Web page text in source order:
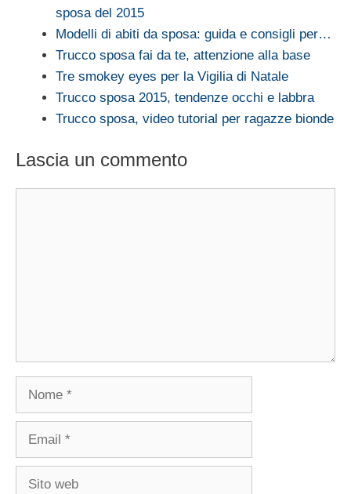
sposa del 2015
Modelli di abiti da sposa: guida e consigli per…
Trucco sposa fai da te, attenzione alla base
Tre smokey eyes per la Vigilia di Natale
Trucco sposa 2015, tendenze occhi e labbra
Trucco sposa, video tutorial per ragazze bionde
Lascia un commento
Nome
Email
Sito